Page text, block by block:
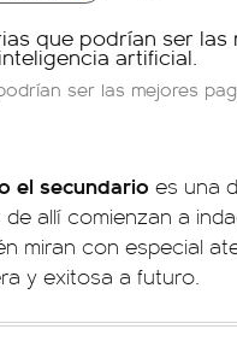
ser las mejores
el secundario es una
allí comienzan a
miran con especial
y exitosa a futuro.